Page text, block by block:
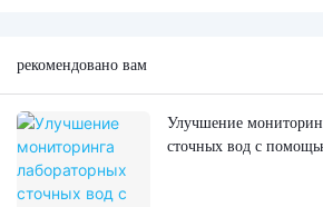
рекомендовано вам
Улучшение
сточных вод с